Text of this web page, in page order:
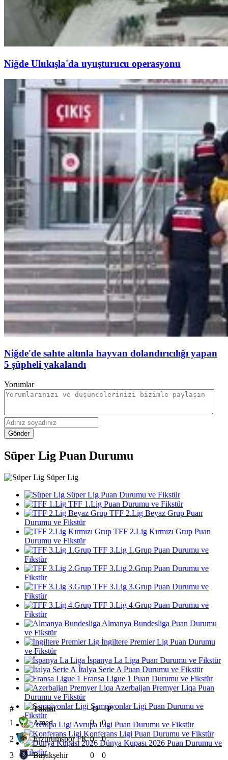
Niğde Ulukışla'da uyuşturucu operasyonu
Niğde'de sahte altınla hayvan dolandırıcılığı yapan
5 şüpheli yakalandı
Yorumlar
Gönder
Süper Lig Puan Durumu
Süper Lig
Süper Lig Puan Durumu ve Fikstür
TFF 1.Lig Puan Durumu ve Fikstür
TFF 2.Lig Beyaz Grup Puan
Durumu ve Fikstür
TFF 2.Lig Kırmızı Grup Puan
Durumu ve Fikstür
TFF 3.Lig 1.Grup Puan Durumu ve
Fikstür
TFF 3.Lig 2.Grup Puan Durumu ve
Fikstür
TFF 3.Lig 3.Grup Puan Durumu ve
Fikstür
TFF 3.Lig 4.Grup Puan Durumu ve
Fikstür
Almanya Bundesliga Puan Durumu
ve Fikstür
İngiltere Premier Lig Puan Durumu
ve Fikstür
İspanya La Liga Puan Durumu ve Fikstür
İtalya Serie A Puan Durumu ve Fikstür
Fransa Ligue 1 Puan Durumu ve Fikstür
Azerbaijan Premyer Liqa Puan
Durumu ve Fikstür
Şampiyonlar Ligi Puan Durumu ve
Fikstür
Avrupa Ligi Puan Durumu ve Fikstür
Konferans Ligi Puan Durumu ve Fikstür
Dünya Kupası 2026 Puan Durumu ve
Fikstür
# Takım O
P
1
Amed 0
0
2
Erzurumspor FK 0
0
3
Başakşehir 0
0